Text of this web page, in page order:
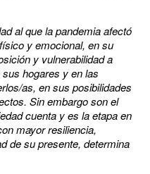
al que la pandemia afectó
y emocional, en su
y vulnerabilidad a
hogares y en las
as, en sus posibilidades
Sin embargo son el
cuenta y es la etapa en
mayor resiliencia,
de su presente, determina